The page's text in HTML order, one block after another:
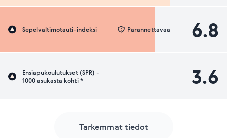
Sepelvaltimotauti-indeksi 6.8
Parannettavaa
Ensiapukoulutukset (SPR) -
1000 asukasta kohti *
3.6
Tarkemmat tiedot